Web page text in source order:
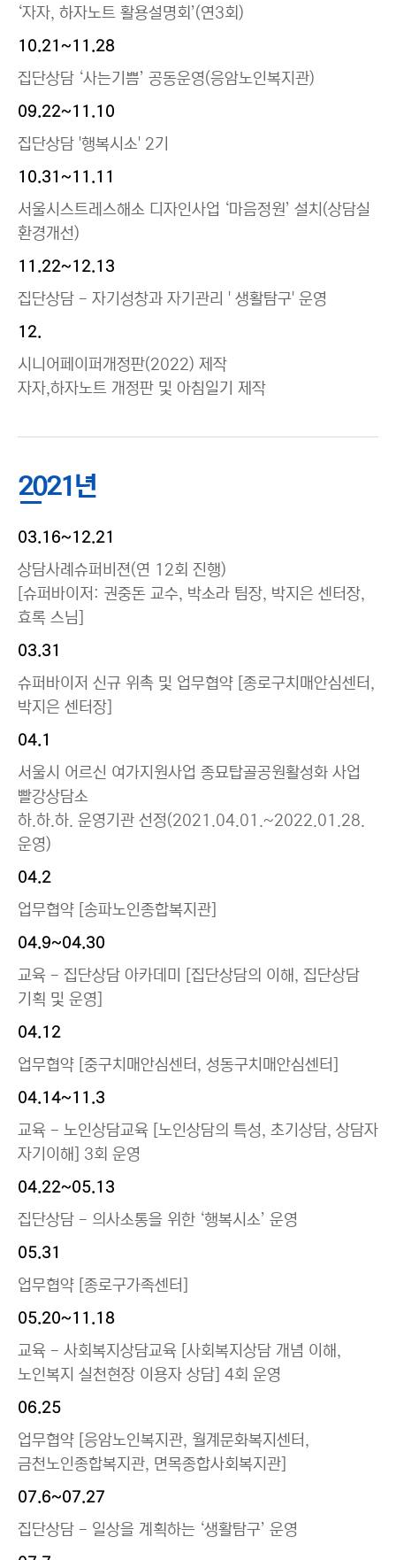
‘자자, 하자노트 활용설명회’(연3회)
10.21~11.28
집단상담 ‘사는기쁨’ 공동운영(응암노인복지관)
09.22~11.10
집단상담 '행복시소' 2기
10.31~11.11
서울시스트레스해소 디자인사업 ‘마음정원’ 설치(상담실
환경개선)
11.22~12.13
집단상담 - 자기성창과 자기관리 ' 생활탐구' 운영
12.
시니어페이퍼개정판(2022) 제작
자자,하자노트 개정판 및 아침일기 제작
2021년
03.16~12.21
상담사례슈퍼비젼(연 12회 진행)
[슈퍼바이저: 권중돈 교수, 박소라 팀장, 박지은 센터장,
효록 스님]
03.31
슈퍼바이저 신규 위촉 및 업무협약 [종로구치매안심센터,
박지은 센터장]
04.1
서울시 어르신 여가지원사업 종묘탑골공원활성화 사업
빨강상담소
하.하.하. 운영기관 선정(2021.04.01.~2022.01.28.
운영)
04.2
업무협약 [송파노인종합복지관]
04.9~04.30
교육 - 집단상담 아카데미 [집단상담의 이해, 집단상담
기획 및 운영]
04.12
업무협약 [중구치매안심센터, 성동구치매안심센터]
04.14~11.3
교육 - 노인상담교육 [노인상담의 특성, 초기상담, 상담자
자기이해] 3회 운영
04.22~05.13
집단상담 - 의사소통을 위한 ‘행복시소’ 운영
05.31
업무협약 [종로구가족센터]
05.20~11.18
교육 - 사회복지상담교육 [사회복지상담 개념 이해,
노인복지 실천현장 이용자 상담] 4회 운영
06.25
업무협약 [응암노인복지관, 월계문화복지센터,
금천노인종합복지관, 면목종합사회복지관]
07.6~07.27
집단상담 - 일상을 계획하는 ‘생활탐구’ 운영